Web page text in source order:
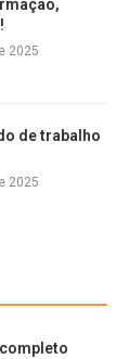
2025
de trabalho
2025